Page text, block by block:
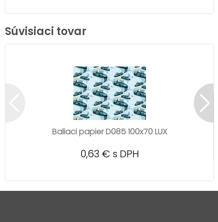
Súvisiaci tovar
Baliaci papier D085 100x70 LUX
0,63 € s DPH